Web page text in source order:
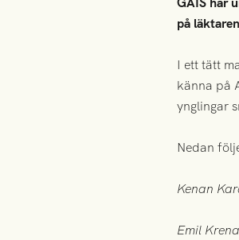
på
I ett tätt
känna på
ynglingar
Nedan
Kenan
Emil